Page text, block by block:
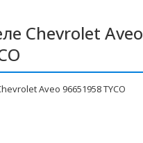
Chevrolet Aveo
Aveo 96651958 TYCO